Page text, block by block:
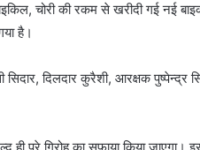
चोरी की रकम से खरीदी गई नई
है।
दिलदार कुरैशी, आरक्षक पुष्पेन्द्र